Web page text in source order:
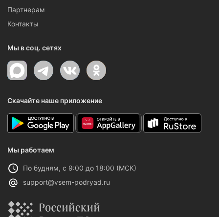
Партнерам
Контакты
Мы в соц. сетях
Скачайте наше приложение
Мы работаем
По будням, с 9:00 до 18:00 (МСК)
support@vsem-podryad.ru